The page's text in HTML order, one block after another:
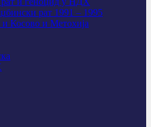
рат 1991 – 1995
Косово и Метохија